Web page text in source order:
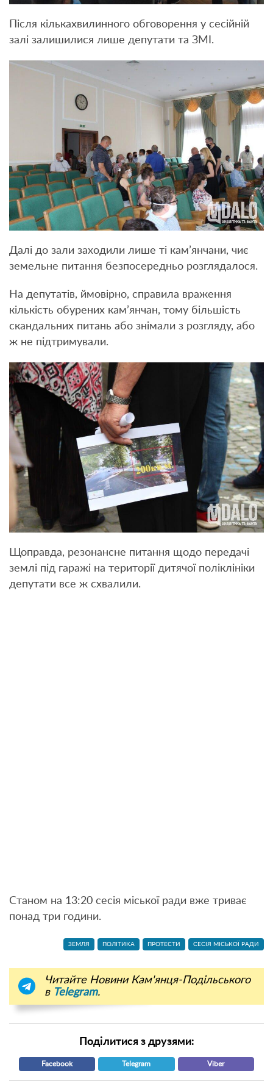
Після кількахвилинного обговорення у сесійній
залі залишилися лише депутати та ЗМІ.
Далі до зали заходили лише ті кам’янчани, чиє
земельне питання безпосередньо розглядалося.
На депутатів, ймовірно, справила враження
кількість обурених кам’янчан, тому більшість
скандальних питань або знімали з розгляду, або
ж не підтримували.
Щоправда, резонансне питання щодо передачі
землі під гаражі на території дитячої поліклініки
депутати все ж схвалили.
Станом на 13:20 сесія міської ради вже триває
понад три години.
ЗЕМЛЯ ПОЛІТИКА ПРОТЕСТИ СЕСІЯ МІСЬКОЇ РАДИ
Читайте Новини Кам'янця-Подільського
в Telegram.
Поділитися з друзями:
Facebook Telegram Viber